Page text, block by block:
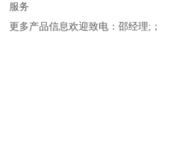
服务
更多产品信息欢迎致电：邵经理;；